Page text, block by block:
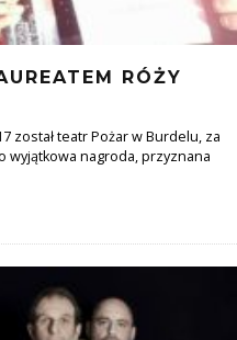
RÓŻY
został teatr Pożar w Burdelu, za
wyjątkowa nagroda, przyznana